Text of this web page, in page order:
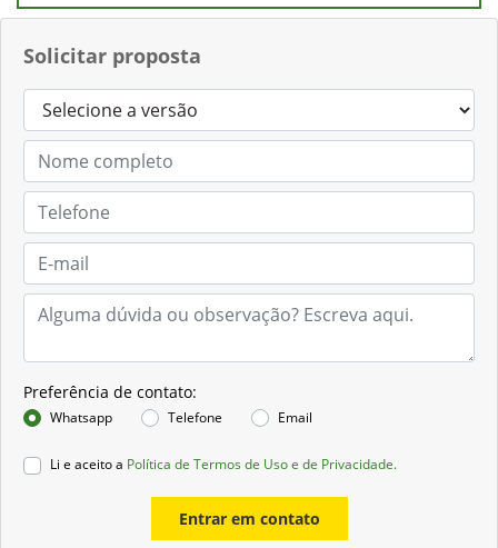
Solicitar proposta
Preferência de contato:
Whatsapp Telefone Email
Li e aceito a Política de Termos de Uso e de Privacidade.
Entrar em contato